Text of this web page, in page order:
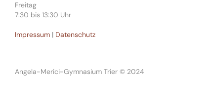
Freitag
7:30 bis 13:30 Uhr
Impressum | Datenschutz
Angela-Merici-Gymnasium Trier © 2024